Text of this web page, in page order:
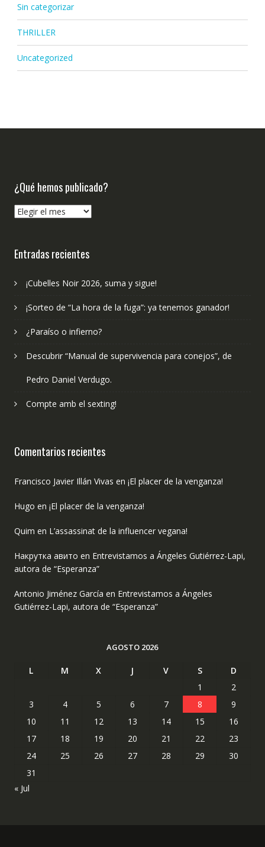
Sin categorizar
THRILLER
Uncategorized
¿Qué hemos publicado?
¿Qué
Entradas recientes
¡Cubelles Noir 2026, suma y sigue!
¡Sorteo de “La hora de la fuga”: ya tenemos ganador!
¿Paraíso o infierno?
Descubrir “Manual de supervivencia para conejos”, de
Pedro Daniel Verdugo.
Compte amb el sexting!
Comentarios recientes
Francisco Javier Illán Vivas en ¡El placer de la venganza!
Hugo en ¡El placer de la venganza!
Quim en L’assassinat de la influencer vegana!
Накрутка авито en Entrevistamos a Ángeles Gutiérrez-Lapi,
autora de “Esperanza”
Antonio Jiménez García en Entrevistamos a Ángeles
Gutiérrez-Lapi, autora de “Esperanza”
AGOSTO 2026
L M X J V S
D
1
2
3
4 5 6 7 8
9
10
11 12 13 14 15
16
17
18 19 20 21 22
23
24
25 26 27 28 29
30
31
« Jul